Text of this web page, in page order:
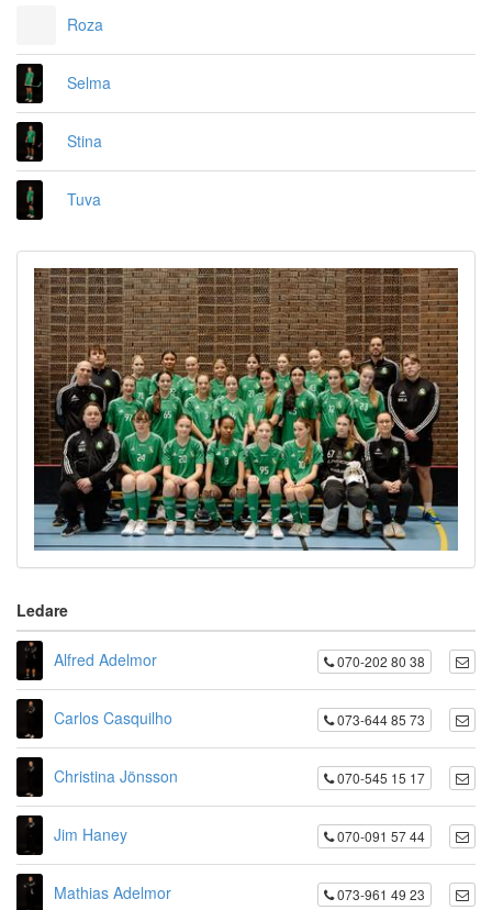
Roza
Selma
Stina
Tuva
Ledare
Alfred Adelmor 070-202 80 38
Carlos Casquilho 073-644 85 73
Christina Jönsson 070-545 15 17
Jim Haney 070-091 57 44
Mathias Adelmor 073-961 49 23